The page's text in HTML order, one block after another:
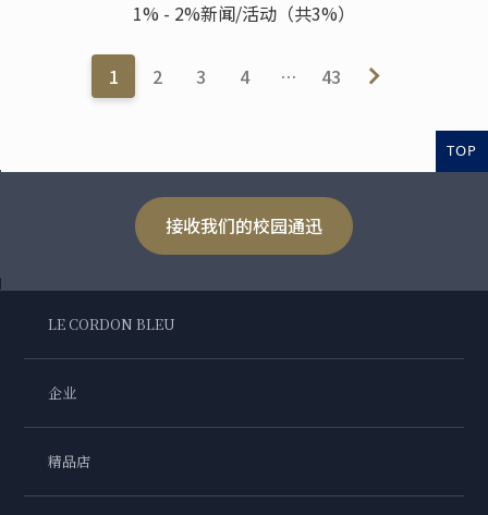
1% - 2%新闻/活动（共3%）
1 2 3 4 … 43
TOP
接收我们的校园通迅
LE CORDON BLEU
企业
精品店